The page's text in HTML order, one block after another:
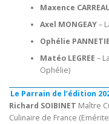
Maxence
Axel MONGEAY–
Ophélie
Matéo LEGREE –
Ophélie)
Le Parrain de l’édition
Richard SOIBINET Maître
Culinaire de France